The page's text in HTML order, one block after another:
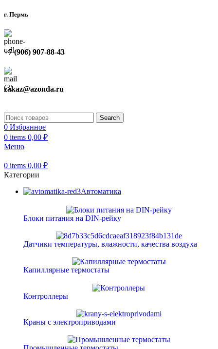
г. Пермь
+7 (906) 907-88-43
zakaz@azonda.ru
Search
0 Избранное
0 items 0,00 ₽
Меню
0 items 0,00 ₽
Категории
Автоматика
Блоки питания на DIN-рейку
Датчики температуры, влажности, качества воздуха
Капиллярные термостаты
Контроллеры
Краны с электроприводами